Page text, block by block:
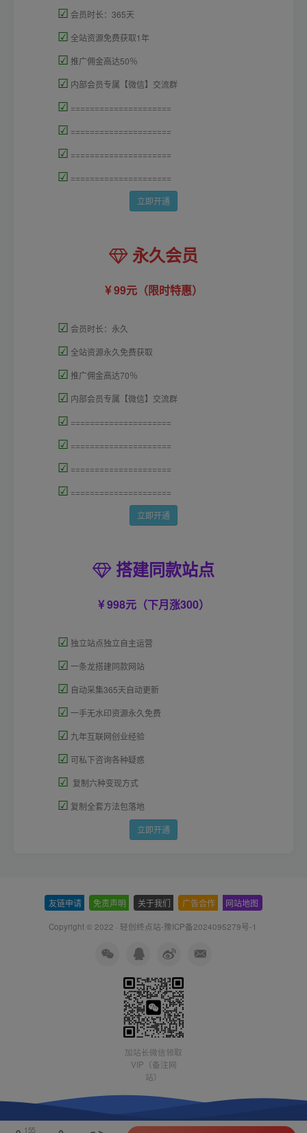
☑ 会员时长：365天
☑ 全站资源免费获取1年
☑ 推广佣金高达50％
☑ 内部会员专属【微信】交流群
☑ =====================
☑ =====================
☑ =====================
☑ =====================
立即开通
永久会员
99元（限时特惠）
☑ 会员时长：永久
☑ 全站资源永久免费获取
☑ 推广佣金高达70％
☑ 内部会员专属【微信】交流群
☑ =====================
☑ =====================
☑ =====================
☑ =====================
立即开通
搭建同款站点
998元（下月涨300）
☑ 独立站点独立自主运营
☑ 一条龙搭建同款网站
☑ 自动采集365天自动更新
☑ 一手无水印资源永久免费
☑ 九年互联网创业经验
☑ 可私下咨询各种疑惑
☑ 复制六种变现方式
☑ 复制全套方法包落地
立即开通
友链申请 免责声明 关于我们 广告合作 网站地图
Copyright © 2022 · 轻创终点站-豫ICP备2024095279号-1
加站长微信领取
VIP（备注网
站）
155